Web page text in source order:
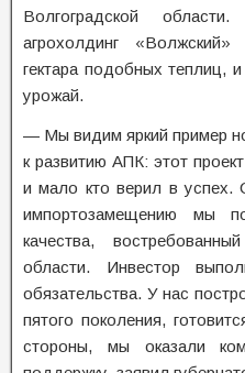
Волгоградской
агрохолдинг
гектара подобных теплиц,
урожай.
— Мы видим яркий пример
к развитию АПК: этот
и мало кто верил в успех.
импортозамещению мы
качества,
области. Инвестор
обязательства. У нас
пятого поколения,
стороны, мы оказали